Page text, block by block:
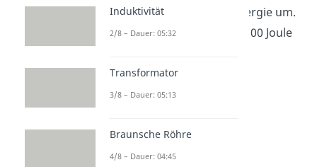
Sekunde genau 1 Joule Energie um.
Ein Gerät mit 100 W setzt 100 Joule
Induktivität
2/8 – Dauer: 05:32
Transformator
3/8 – Dauer: 05:13
Braunsche Röhre
4/8 – Dauer: 04:45